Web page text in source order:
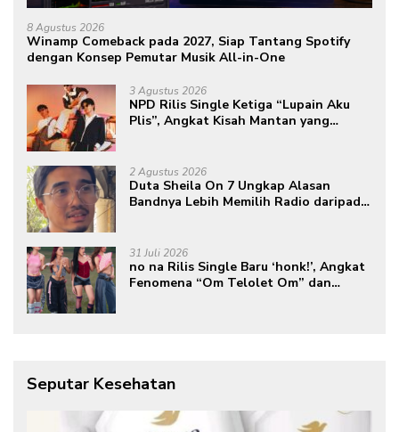
8 Agustus 2026
Winamp Comeback pada 2027, Siap Tantang Spotify
dengan Konsep Pemutar Musik All-in-One
3 Agustus 2026
NPD Rilis Single Ketiga “Lupain Aku
Plis”, Angkat Kisah Mantan yang
2 Agustus 2026
Duta Sheila On 7 Ungkap Alasan
Bandnya Lebih Memilih Radio daripada
31 Juli 2026
no na Rilis Single Baru ‘honk!’, Angkat
Fenomena “Om Telolet Om” dan
Seputar Kesehatan